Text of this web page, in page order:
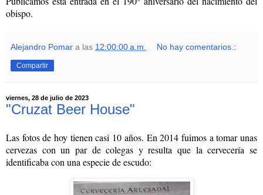
obispo.
Alejandro Pomar a las 12:00:00 a.m. No hay comentarios.:
Compartir
viernes, 28 de julio de 2023
"Cruzat Beer House"
Las fotos de hoy tienen casi 10 años. En 2014 fuimos a tomar unas
cervezas con un par de colegas y resulta que la cervecería se
identificaba con una especie de escudo: